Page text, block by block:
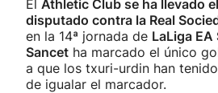
El Athletic Club se ha llevado
disputado contra la Real
en la 14ª jornada de LaLiga EA
Sancet ha marcado el único
a que los txuri-urdin han
de igualar el marcador.